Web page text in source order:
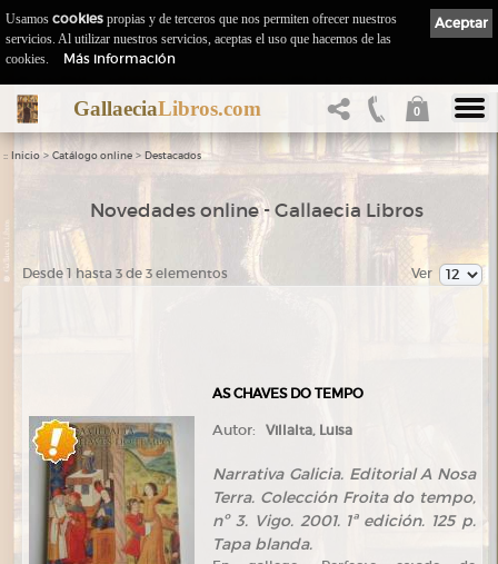
GallaeciaLibros.com 0
:: Inicio > Catálogo online > Destacados
Novedades online - Gallaecia Libros
Desde 1 hasta 3 de 3 elementos Ver
AS CHAVES DO TEMPO
Autor: Villalta, Luisa
Narrativa Galicia. Editorial A Nosa
Terra. Colección Froita do tempo,
nº 3. Vigo. 2001. 1ª edición. 125 p.
Tapa blanda.
Aceptar
Usamos cookies propias y de terceros que nos permiten ofrecer nuestros
servicios. Al utilizar nuestros servicios, aceptas el uso que hacemos de las
cookies.
Más información